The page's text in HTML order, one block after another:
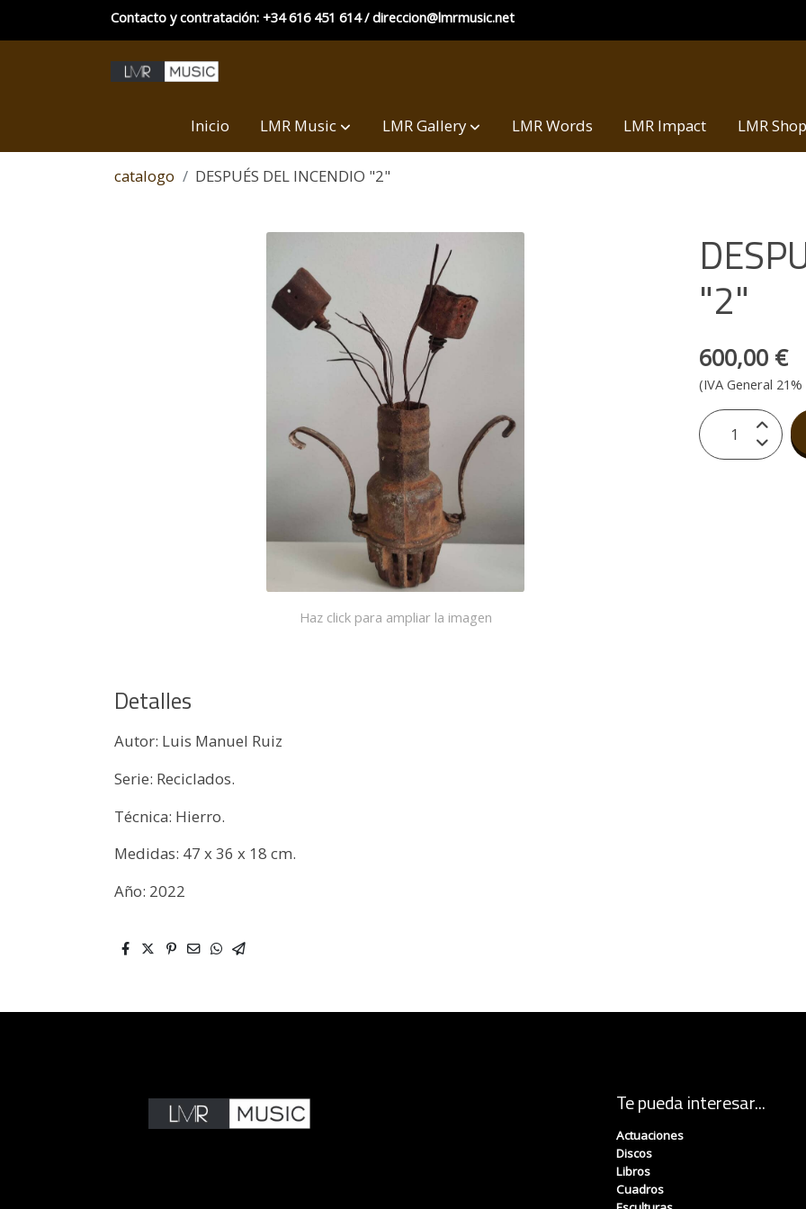
Contacto y contratación: +34 616 451 614 / direccion@lmrmusic.net
Inicio LMR Music LMR Gallery LMR Words LMR Impact LMR Shop
catalogo DESPUÉS DEL INCENDIO "2"
Haz click para ampliar la imagen
Detalles
Autor: Luis Manuel Ruiz
Serie: Reciclados.
Técnica: Hierro.
Medidas: 47 x 36 x 18 cm.
Año: 2022
"2"
600,00 €
(IVA General
Te pueda interesar...
Actuaciones
Discos
Libros
Cuadros